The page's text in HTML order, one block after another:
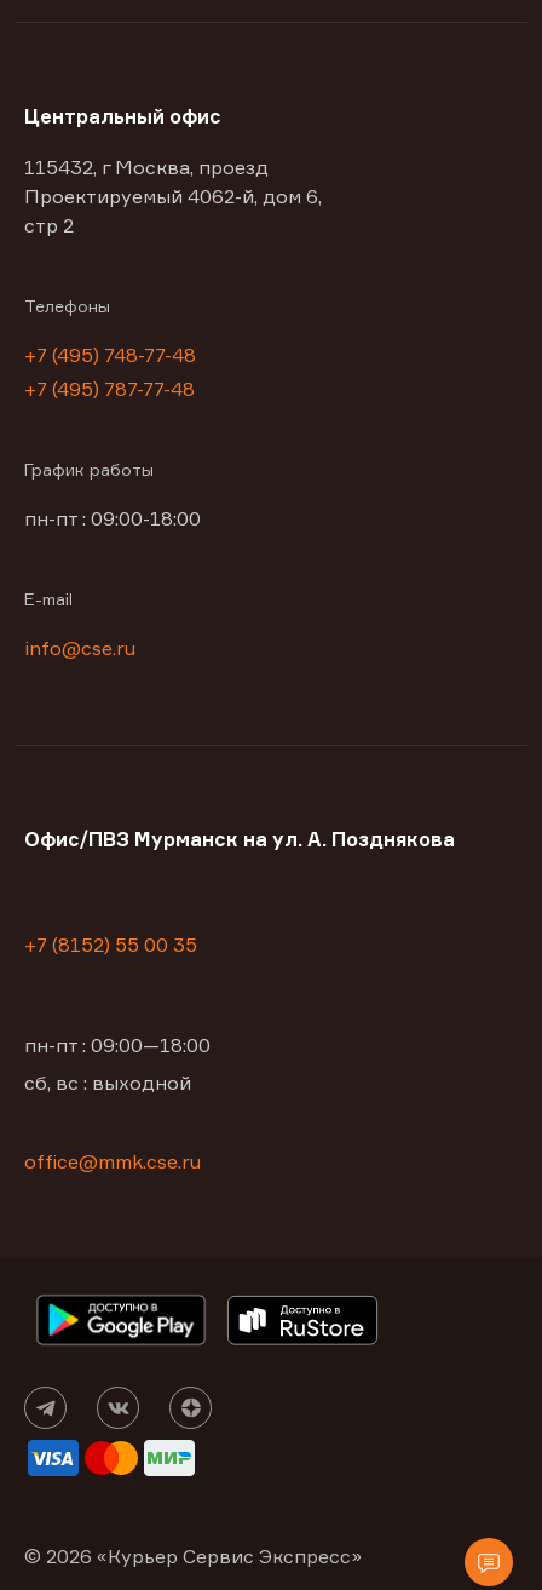
Центральный офис
115432, г Москва, проезд
Проектируемый 4062-й, дом 6,
стр 2
Телефоны
+7 (495) 748-77-48
+7 (495) 787-77-48
График работы
пн-пт : 09:00-18:00
E-mail
info@cse.ru
Офис/ПВЗ Мурманск на ул. А. Позднякова
+7 (8152) 55 00 35
пн-пт : 09:00—18:00
сб, вс : выходной
office@mmk.cse.ru
© 2026 «Курьер Сервис Экспресс»